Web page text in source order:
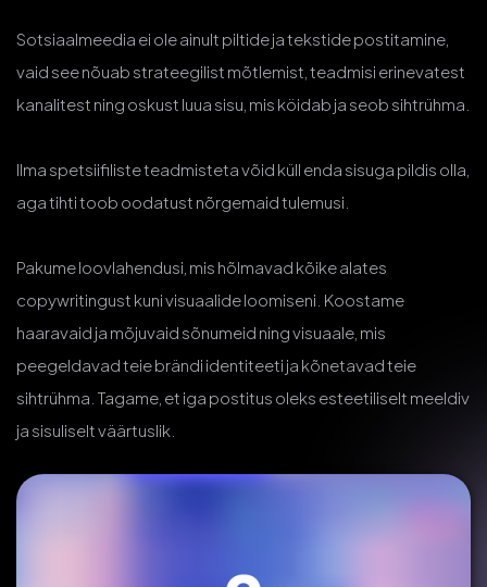
Sotsiaalmeedia ei ole ainult piltide ja tekstide postitamine,
vaid see nõuab strateegilist mõtlemist, teadmisi erinevatest
kanalitest ning oskust luua sisu, mis köidab ja seob sihtrühma.
Ilma spetsiifiliste teadmisteta võid küll enda sisuga pildis olla,
aga tihti toob oodatust nõrgemaid tulemusi.
Pakume loovlahendusi, mis hõlmavad kõike alates
copywritingust kuni visuaalide loomiseni. Koostame
haaravaid ja mõjuvaid sõnumeid ning visuaale, mis
peegeldavad teie brändi identiteeti ja kõnetavad teie
sihtrühma. Tagame, et iga postitus oleks esteetiliselt meeldiv
ja sisuliselt väärtuslik.